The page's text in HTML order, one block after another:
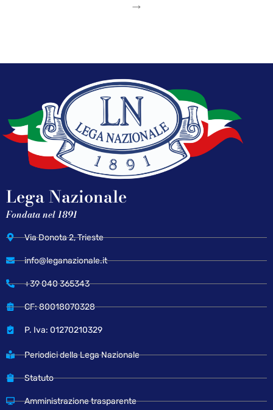
→
Lega Nazionale
Fondata nel 1891
Via Donota 2, Trieste
info@leganazionale.it
+39 040 365343
CF: 80018070328
P. Iva: 01270210329
Periodici della Lega Nazionale
Statuto
Amministrazione trasparente